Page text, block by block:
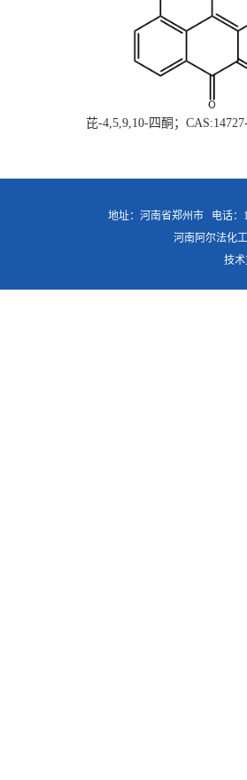
芘-4,5,9,10-四酮；
地址：河南省郑州市 电话：
河南阿尔法化
技术